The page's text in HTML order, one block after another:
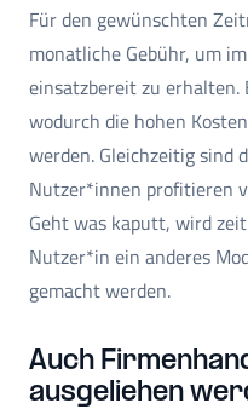
Für den gewünschten
monatliche Gebühr, um
einsatzbereit zu erhalten.
wodurch die hohen
werden. Gleichzeitig sind
Nutzer*innen profitieren
Geht was kaputt, wird
Nutzer*in ein anderes
gemacht werden.
Auch
ausgeliehen